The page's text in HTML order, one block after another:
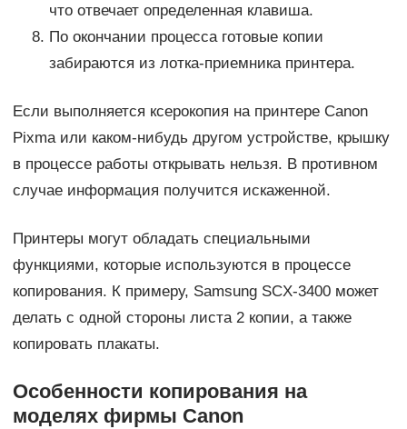
что отвечает определенная клавиша.
По окончании процесса готовые копии
забираются из лотка-приемника принтера.
Если выполняется ксерокопия на принтере Canon
Pixma или каком-нибудь другом устройстве, крышку
в процессе работы открывать нельзя. В противном
случае информация получится искаженной.
Принтеры могут обладать специальными
функциями, которые используются в процессе
копирования. К примеру, Samsung SCX-3400 может
делать с одной стороны листа 2 копии, а также
копировать плакаты.
Особенности копирования на
моделях фирмы Canon